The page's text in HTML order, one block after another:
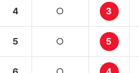
4 ○ 3
5 ○ 5